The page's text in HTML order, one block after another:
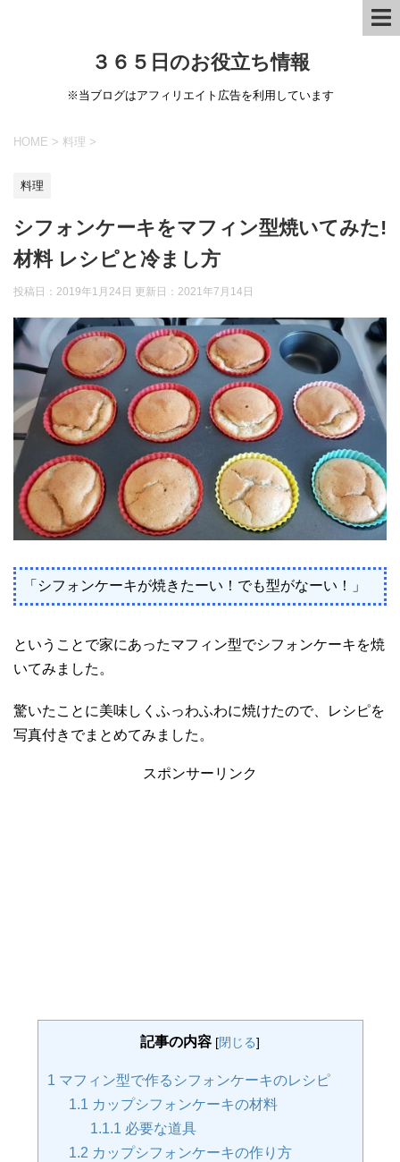
３６５日のお役立ち情報
※当ブログはアフィリエイト広告を利用しています
HOME > 料理 >
料理
シフォンケーキをマフィン型焼いてみた!
材料 レシピと冷まし方
投稿日：2019年1月24日 更新日： 2021年7月14日
「シフォンケーキが焼きたーい！でも型がなーい！」
ということで家にあったマフィン型でシフォンケーキを焼
いてみました。
驚いたことに美味しくふっわふわに焼けたので、レシピを
写真付きでまとめてみました。
スポンサーリンク
記事の内容 [閉じる]
1 マフィン型で作るシフォンケーキのレシピ
1.1 カップシフォンケーキの材料
1.1.1 必要な道具
1.2 カップシフォンケーキの作り方